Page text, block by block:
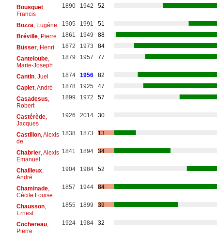
Bousquet,
Francis
1890 1942 52
Bozza , Eugène 1905 1991
51
Bréville, Pierre 1861 1949
88
Büsser, Henri 1872 1973
84
Canteloube,
Marie-Joseph
1879 1957 77
Cantin, Juel 1874 1956
82
Caplet, André 1878 1925
47
Casadesus
Robert
1899 1972 57
Castérède,
Jacques
1926 2014 30
Castillon, Alexis
de
1838 1873 13
Chabrier, Alexis
Emanuel
1841 1894 34
Chailleux,
André
1904 1984 52
Chaminade,
Cécile Louise
1857 1944 84
Chausson,
Ernest
1855 1899 39
Cochereau,
Pierre
1924 1984 32